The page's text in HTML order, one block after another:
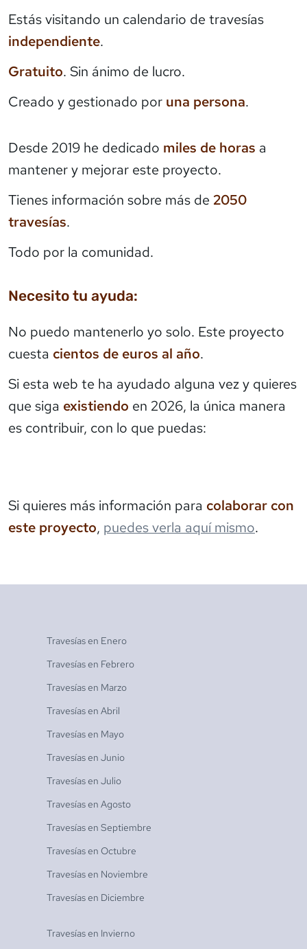
Estás visitando un calendario de travesías
independiente.
Gratuito. Sin ánimo de lucro.
Creado y gestionado por una persona.
Desde 2019 he dedicado miles de horas a
mantener y mejorar este proyecto.
Tienes información sobre más de 2050
travesías.
Todo por la comunidad.
Necesito tu ayuda:
No puedo mantenerlo yo solo. Este proyecto
cuesta cientos de euros al año.
Si esta web te ha ayudado alguna vez y quieres
que siga existiendo en 2026, la única manera
es contribuir, con lo que puedas:
Si quieres más información para colaborar con
este proyecto, puedes verla aquí mismo.
Travesías en Enero
Travesías en Febrero
Travesías en Marzo
Travesías en Abril
Travesías en Mayo
Travesías en Junio
Travesías en Julio
Travesías en Agosto
Travesías en Septiembre
Travesías en Octubre
Travesías en Noviembre
Travesías en Diciembre
Travesías en Invierno